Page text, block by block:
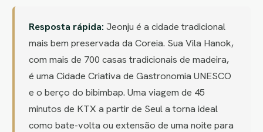
Resposta rápida: Jeonju é a cidade tradicional
mais bem preservada da Coreia. Sua Vila Hanok,
com mais de 700 casas tradicionais de madeira,
é uma Cidade Criativa de Gastronomia UNESCO
e o berço do bibimbap. Uma viagem de 45
minutos de KTX a partir de Seul a torna ideal
como bate-volta ou extensão de uma noite para